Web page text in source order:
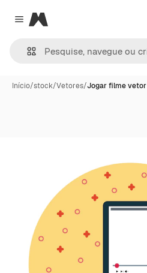
Close menu
Magnific
Início/stock/Vetores/Jogar filme vetor